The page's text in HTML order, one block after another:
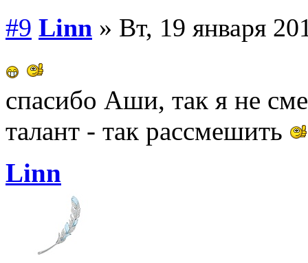
#9 Linn » Вт, 19 января
спасибо Аши, так я не
талант - так рассмешить
Linn